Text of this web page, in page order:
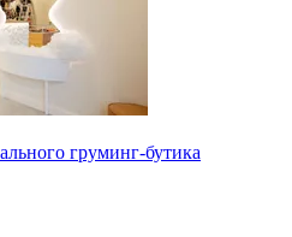
груминг-бутика